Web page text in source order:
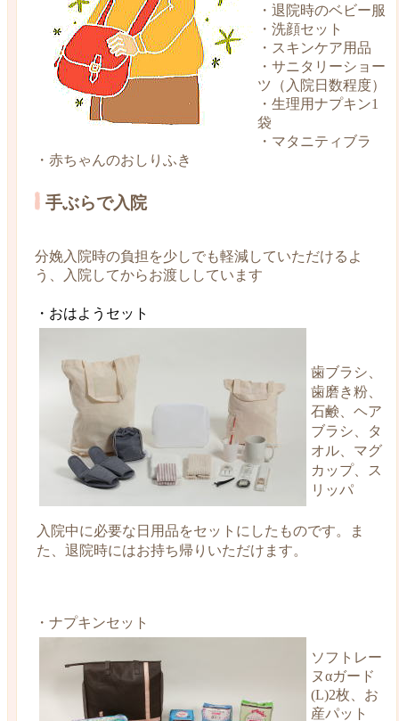
・退院時のベビー服
・洗顔セット
・スキンケア用品
・サニタリーショー
ツ（入院日数程度）
・生理用ナプキン1
袋
・マタニティブラ
・赤ちゃんのおしりふき
手ぶらで入院
分娩入院時の負担を少しでも軽減していただけるよ
う、入院してからお渡ししています
・おはようセット
歯ブラシ、
歯磨き粉、
石鹸、ヘア
ブラシ、タ
オル、マグ
カップ、ス
リッパ
入院中に必要な日用品をセットにしたものです。ま
た、退院時にはお持ち帰りいただけます。
・ナプキンセット
ソフトレー
ヌαガード
(L)2枚、お
産パット